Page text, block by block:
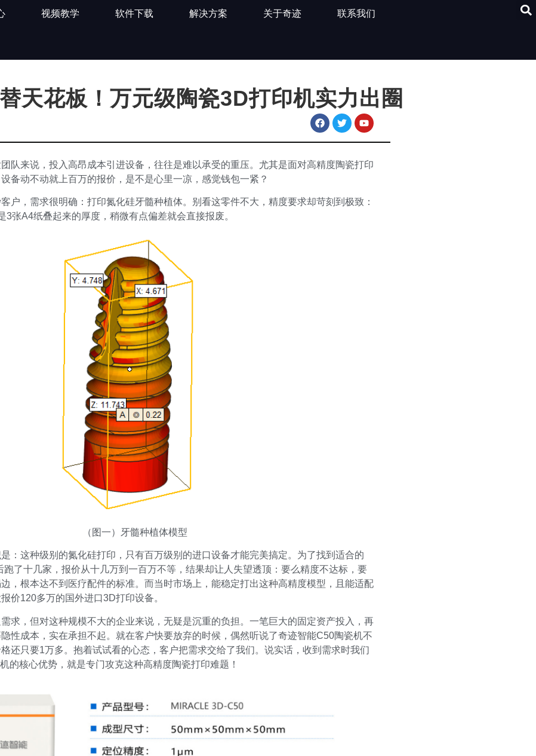
视频教学 软件下载 解决方案 关于奇迹 联系我们
天花板！万元级陶瓷3D打印机实力出圈
队来说，投入高昂成本引进设备，往往是难以承受的重压。尤其是面对高精度陶瓷打印
备动不动就上百万的报价，是不是心里一凉，感觉钱包一紧？
户，需求很明确：打印氮化硅牙髓种植体。别看这零件不大，精度要求却苛刻到极致：
3张A4纸叠起来的厚度，稍微有点偏差就会直接报废。
（图一）牙髓种植体模型
：这种级别的氮化硅打印，只有百万级别的进口设备才能完美搞定。为了找到适合的
了十几家，报价从十几万到一百万不等，结果却让人失望透顶：要么精度不达标，要
，根本达不到医疗配件的标准。而当时市场上，能稳定打出这种高精度模型，且能适配
价120多万的国外进口3D打印设备。
求，但对这种规模不大的企业来说，无疑是沉重的负担。一笔巨大的固定资产投入，再
性成本，实在承担不起。就在客户快要放弃的时候，偶然听说了奇迹智能C50陶瓷机不
还只要1万多。抱着试试看的心态，客户把需求交给了我们。说实话，收到需求时我们
的核心优势，就是专门攻克这种高精度陶瓷打印难题！